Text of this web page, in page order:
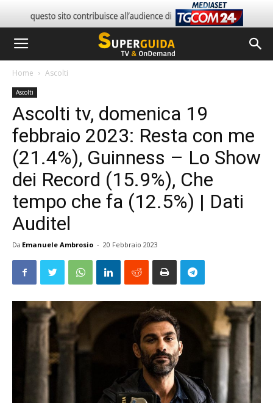
Home Ascolti
Ascolti
Ascolti tv, domenica 19
febbraio 2023: Resta con me
(21.4%), Guinness – Lo Show
dei Record (15.9%), Che
tempo che fa (12.5%) | Dati
Auditel
Da Emanuele Ambrosio - 20 Febbraio 2023